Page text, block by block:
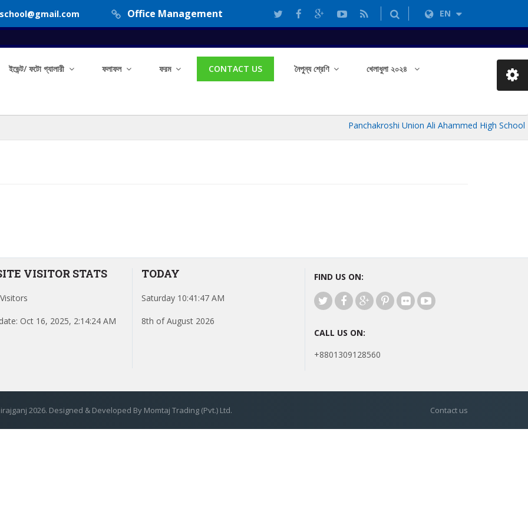
Office Management EN
ইভেন্ট/ ফটো গ্যালারী ফলাফল ফরম CONTACT US নৈপুন্য শ্রেণি খেলাধুলা ২০২৪
Panchakroshi Union Ali Ahammed High School
VISITOR STATS
Oct 16, 2025, 2:14:24 AM
TODAY
Saturday 10:41:47 AM
8th of August 2026
FIND US ON:
CALL US ON:
+8801309128560
2026. Designed & Developed By Momtaj Trading (Pvt.) Ltd. Contact us